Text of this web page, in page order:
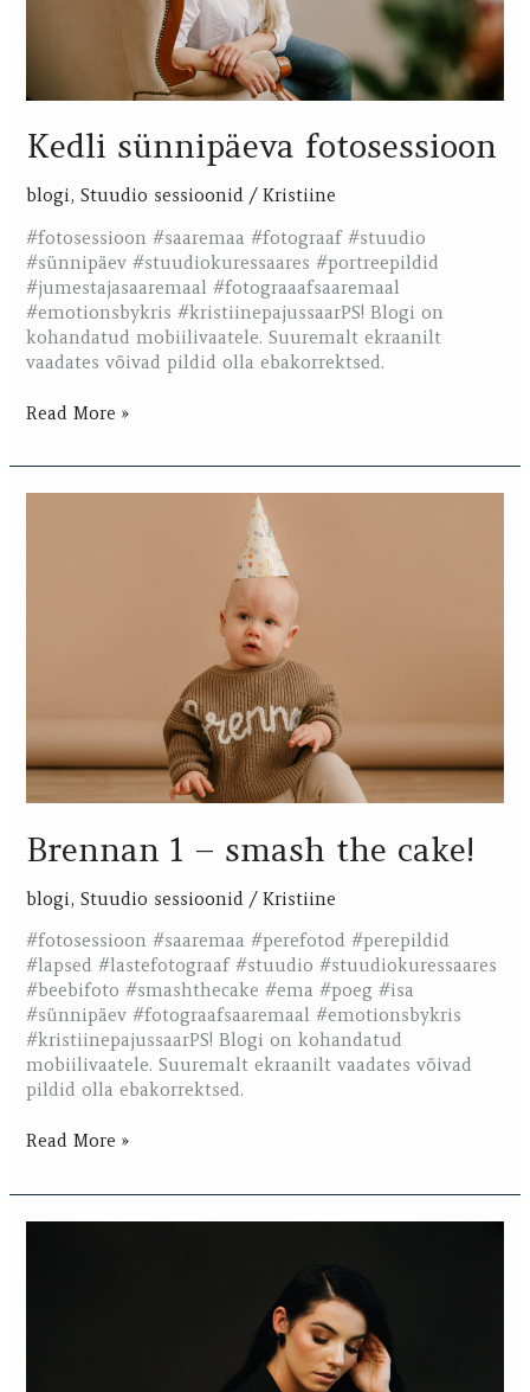
Kedli sünnipäeva fotosessioon
blogi,Stuudio sessioonid /Kristiine
#fotosessioon #saaremaa #fotograaf #stuudio
#sünnipäev #stuudiokuressaares #portreepildid
#jumestajasaaremaal #fotograaafsaaremaal
#emotionsbykris #kristiinepajussaarPS! Blogi on
kohandatud mobiilivaatele. Suuremalt ekraanilt
vaadates võivad pildid olla ebakorrektsed.
Read More »
Brennan 1 – smash the cake!
blogi,Stuudio sessioonid /Kristiine
#fotosessioon #saaremaa #perefotod #perepildid
#lapsed #lastefotograaf #stuudio #stuudiokuressaares
#beebifoto #smashthecake #ema #poeg #isa
#sünnipäev #fotograafsaaremaal #emotionsbykris
#kristiinepajussaarPS! Blogi on kohandatud
mobiilivaatele. Suuremalt ekraanilt vaadates võivad
pildid olla ebakorrektsed.
Read More »